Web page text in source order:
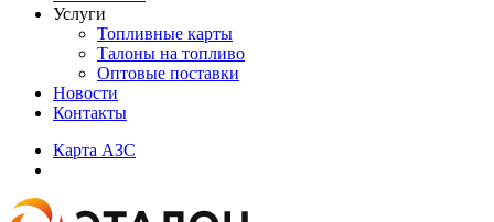
Услуги
Топливные карты
Талоны на топливо
Оптовые поставки
Новости
Контакты
Карта АЗС